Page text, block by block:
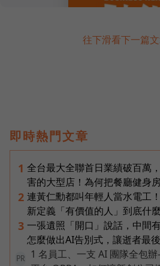
往下滑看下一篇
即時熱門文章
1 全台最大全聯首日業績破百萬
害的大型店！為何把餐廳健身
2 連黃仁勳都叫年輕人當水電工
新定義「有價值的人」到底什
3 一張遺照「開口」說話，中間
怎麼做出AI告別式，讓逝者最
PR
1 名員工、一支 AI 團隊全包